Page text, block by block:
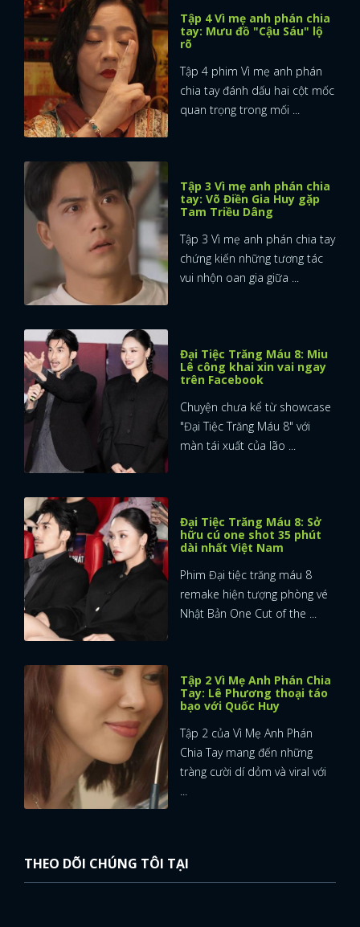
x
Tập 4 Vì mẹ anh phán chia
tay: Mưu đồ "Cậu Sáu" lộ
rõ
Tập 4 phim Vì mẹ anh phán
chia tay đánh dấu hai cột mốc
quan trọng trong mối ...
Tập 3 Vì mẹ anh phán chia
tay: Võ Điền Gia Huy gặp
Tam Triều Dâng
Tập 3 Vì mẹ anh phán chia tay
chứng kiến những tương tác
vui nhộn oan gia giữa ...
Đại Tiệc Trăng Máu 8: Miu
Lê công khai xin vai ngay
trên Facebook
Chuyện chưa kể từ showcase
"Đại Tiệc Trăng Máu 8" với
màn tái xuất của lão ...
Đại Tiệc Trăng Máu 8: Sở
hữu cú one shot 35 phút
dài nhất Việt Nam
Phim Đại tiệc trăng máu 8
remake hiện tượng phòng vé
Nhật Bản One Cut of the ...
Tập 2 Vì Mẹ Anh Phán Chia
Tay: Lê Phương thoại táo
bạo với Quốc Huy
Tập 2 của Vì Mẹ Anh Phán
Chia Tay mang đến những
tràng cười dí dỏm và viral với
...
THEO DÕI CHÚNG TÔI TẠI